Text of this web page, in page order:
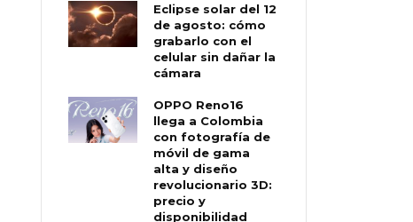
Eclipse solar del 12
de agosto: cómo
grabarlo con el
celular sin dañar la
cámara
OPPO Reno16
llega a Colombia
con fotografía de
móvil de gama
alta y diseño
revolucionario 3D:
precio y
disponibilidad